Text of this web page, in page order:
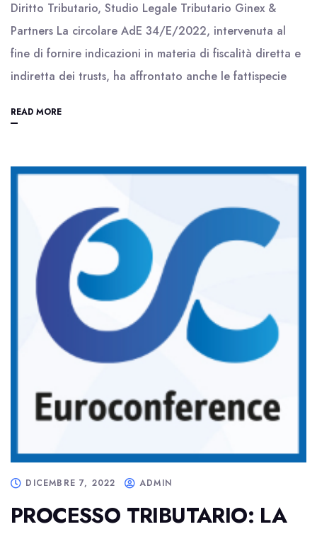
Diritto Tributario, Studio Legale Tributario Ginex &
Partners La circolare AdE 34/E/2022, intervenuta al
fine di fornire indicazioni in materia di fiscalità diretta e
indiretta dei trusts, ha affrontato anche le fattispecie
READ MORE
DICEMBRE 7, 2022 ADMIN
PROCESSO TRIBUTARIO: LA